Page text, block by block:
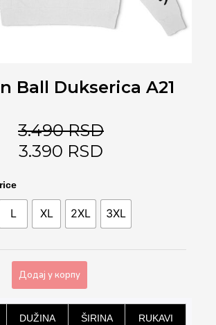
Ball Dukserica A21
3.490RSD
3.390 RSD
L XL 2XL 3XL
Додај у корпу
DUŽINA ŠIRINA RUKAVI